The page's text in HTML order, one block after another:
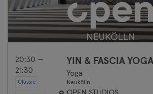
20:30 —
21:30
Classic
YIN & FASCIA YOGA
Yoga
Neukölln